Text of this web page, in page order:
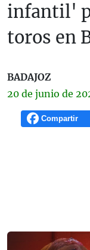
infantil'
toros en
BADAJOZ
20 de junio de
Compartir